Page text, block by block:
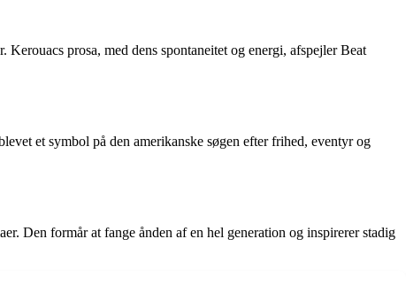
prosa, med dens spontaneitet og energi, afspejler Beat
et symbol på den amerikanske søgen efter frihed, eventyr og
Den formår at fange ånden af en hel generation og inspirerer stadig